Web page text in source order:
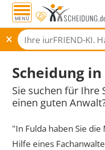
MENÜ
Scheidung in
Sie suchen für Ihre
einen guten
"In Fulda haben Sie
Hilfe eines